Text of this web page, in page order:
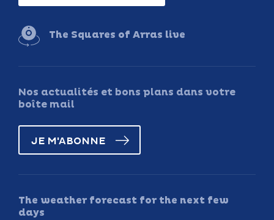
The Squares of Arras live
Nos actualités et bons plans dans votre
boîte mail
JE M'ABONNE
The weather forecast for the next few
days